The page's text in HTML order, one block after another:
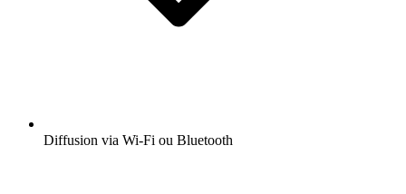
Diffusion via Wi-Fi ou Bluetooth